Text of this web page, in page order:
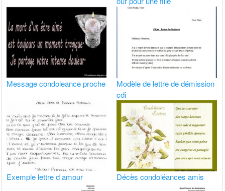
Message condoleance proche
Modèle de lettre de démission
cdi
Exemple lettre d amour Décès condoléances amis